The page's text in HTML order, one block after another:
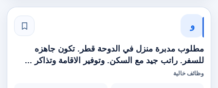
و
مطلوب مدبرة منزل في الدوحة قطر. تكون جاهزه
للسفر. راتب جيد مع السكن. وتوفير الاقامة وتذاكر ...
وظائف خالية